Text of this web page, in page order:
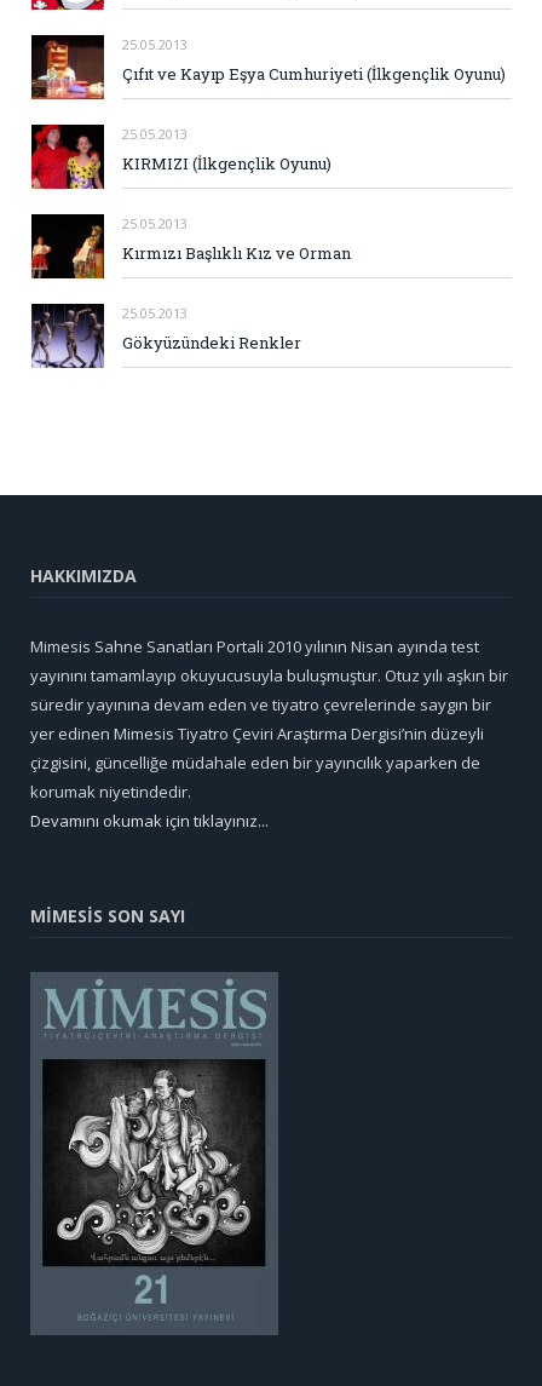
25.05.2013
Çıfıt ve Kayıp Eşya Cumhuriyeti (İlkgençlik Oyunu)
25.05.2013
KIRMIZI (İlkgençlik Oyunu)
25.05.2013
Kırmızı Başlıklı Kız ve Orman
25.05.2013
Gökyüzündeki Renkler
HAKKIMIZDA
Mimesis Sahne Sanatları Portali 2010 yılının Nisan ayında test
yayınını tamamlayıp okuyucusuyla buluşmuştur. Otuz yılı aşkın bir
süredir yayınına devam eden ve tiyatro çevrelerinde saygın bir
yer edinen Mimesis Tiyatro Çeviri Araştırma Dergisi’nin düzeyli
çizgisini, güncelliğe müdahale eden bir yayıncılık yaparken de
korumak niyetindedir.
Devamını okumak için tıklayınız...
MİMESİS SON SAYI